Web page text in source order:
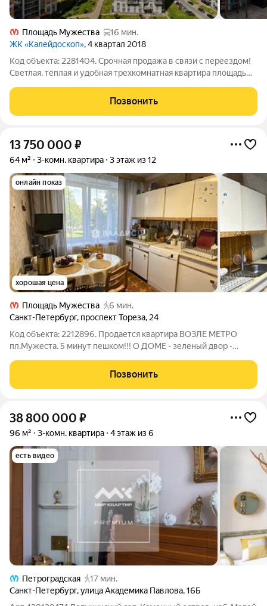
Площадь Мужества
16 мин.
ЖК «Калейдоскоп», 4 квартал 2018
Код объекта: 2281404. Срочная продажа в связи с переездом!
Светлая, тёплая и удобная трехкомнатная квартира площадью
Высокий 13 этаж позволяет любоваться закатами и "Лахта-
центром", дает ощущение
Позвонить
13 750 000 ₽
64 м² 3-комн. квартира 3 этаж из 12
онлайн показ
хорошая цена
Площадь Мужества
6 мин.
Санкт-Петербург, проспект Тореза, 24
Код объекта: 2212896. Продается квартира ВОЗЛЕ МЕТРО
пл.Мужеста. 5 минут пешком!!! О ДОМЕ - зеленый двор -
новые трубы по стояку О КВАРТИРЕ - просторная кухня -
раздельный санузел -
Позвонить
38 800 000 ₽
96 м² 3-комн. квартира 4 этаж из 6
есть видео
Петроградская
17 мин.
Санкт-Петербург,улица Академика Павлова,16Б